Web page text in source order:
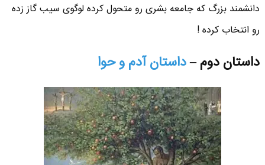
دانشمند بزرگ که جامعه بشری رو متحول کرده لوگوی سیب گاز زده
رو انتخاب کرده !
داستان دوم –داستان آدم و حوا